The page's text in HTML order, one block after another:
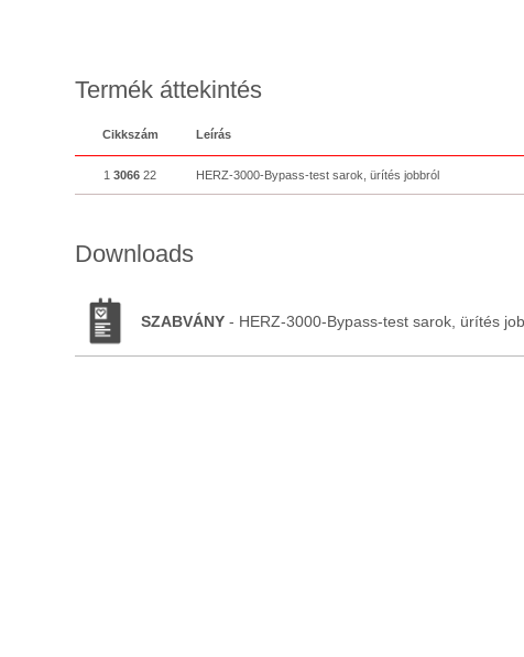
Termék áttekintés
Cikkszám Leírás
1 3066 22 HERZ-3000-Bypass-test sarok, ürítés jobbról
Downloads
SZABVÁNY - HERZ-3000-Bypass-test sarok, ürítés